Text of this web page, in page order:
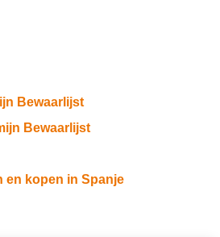
Bewaarlijst
Bewaarlijst
en kopen in Spanje